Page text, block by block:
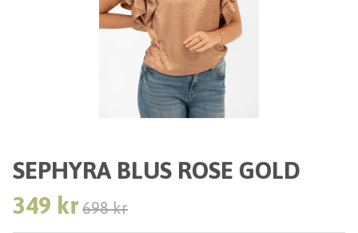
SEPHYRA BLUS ROSE GOLD
349 kr 698 kr